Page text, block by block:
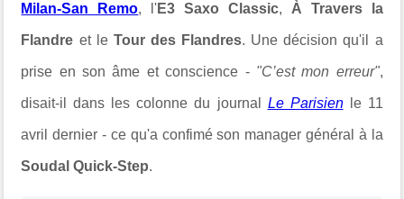
Milan-San Remo, l'E3 Saxo Classic, À Travers la
Flandre et le Tour des Flandres. Une décision qu'il a
prise en son âme et conscience - "C’est mon erreur",
disait-il dans les colonne du journal Le Parisienle 11
avril dernier - ce qu'a confimé son manager général à la
Soudal Quick-Step.